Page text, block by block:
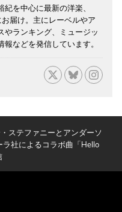
を中心に最新の洋楽、
届け。主にレーベルやア
やランキング、ミュージッ
などを発信しています。
ステファニーとアンダーソ
社によるコラボ曲「Hello